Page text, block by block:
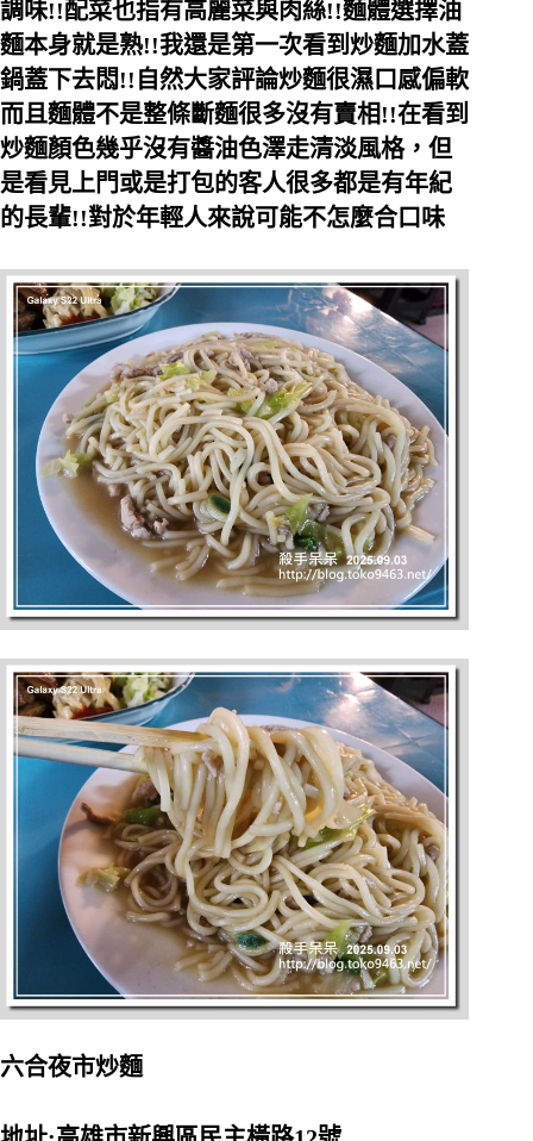
調味!!配菜也指有高麗菜與肉絲!!麵體選擇油
麵本身就是熟!!我還是第一次看到炒麵加水蓋
鍋蓋下去悶!!自然大家評論炒麵很濕口感偏軟
而且麵體不是整條斷麵很多沒有賣相!!在看到
炒麵顏色幾乎沒有醬油色澤走清淡風格，但
是看見上門或是打包的客人很多都是有年紀
的長輩!!對於年輕人來說可能不怎麼合口味
六合夜市炒麵